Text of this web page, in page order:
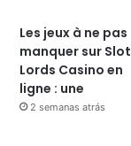
Les jeux à ne pas
manquer sur Slot
Lords Casino en
ligne : une
2 semanas atrás